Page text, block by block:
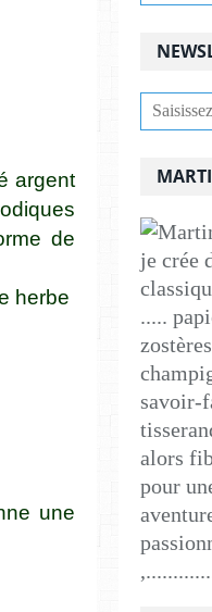
argent
de
herbe
une
je crée
.....
savoir-
alors
pour